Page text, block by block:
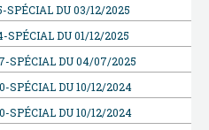
SPÉCIAL DU 03/12/2025
SPÉCIAL DU 01/12/2025
SPÉCIAL DU 04/07/2025
SPÉCIAL DU 10/12/2024
SPÉCIAL DU 10/12/2024